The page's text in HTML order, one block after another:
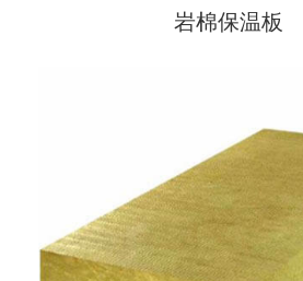
岩棉保温板